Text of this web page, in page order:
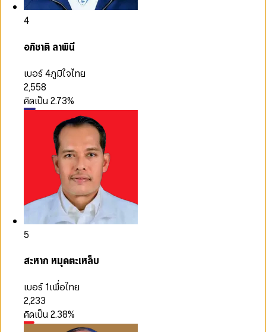
4
อภิชาติ ลาพินี
เบอร์ 4ภูมิใจไทย
2,558
คิดเป็น2.73%
5
สะหาก หมุดตะเหล็บ
เบอร์ 1เพื่อไทย
2,233
คิดเป็น2.38%